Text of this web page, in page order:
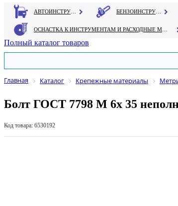
Полный каталог товаров
Главная Каталог Крепежные материалы
Болт ГОСТ 7798 М 6х 35
Код товара: 6530192